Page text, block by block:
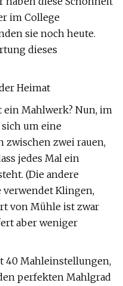
im College
sie noch heute.
dieses
Heimat
ein Mahlwerk? Nun, im
um eine
zwischen zwei rauen,
jedes Mal ein
(Die andere
verwendet Klingen,
von Mühle ist zwar
aber weniger
40 Mahleinstellungen,
perfekten Mahlgrad